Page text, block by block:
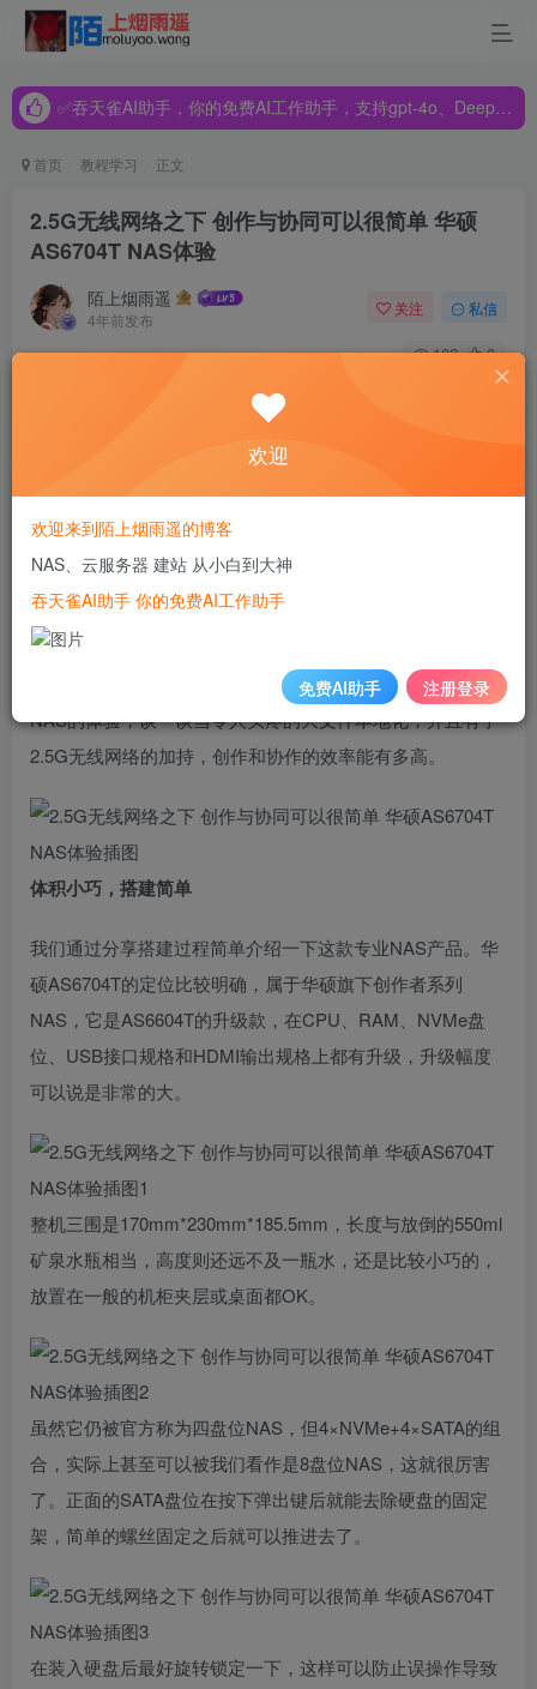
✅吞天雀AI助手，你的免费AI工作助手，支持gpt-4o、DeepSeek、Claude🔥🔥🔥🔥
✅吞天雀AI助手，你的免费AI工作助手，支持gpt-4o、DeepSeek、Claude🔥🔥🔥🔥
首页 教程学习 正文
2.5G无线网络之下 创作与协同可以很简单 华硕
AS6704T NAS体验
陌上烟雨遥
4年前发布
关注 私信
102 0
身处信息爆炸时代，存储空间不足、文件过大传输不便都是
良好的文件管理习惯，拖一拖、搞一搞勉勉强强使用，但如
果你跟笔者一样，工作涉及到视频剪辑、设计这种有很多非
常占地方的素材和工程文件，甚至还需要多人协作的，那选
择忍着或者开通那些网盘会员都不是什么长久之计。很多人
都跟笔者一样在开通了多年网盘会员，交够了智商税之后，
终于才下定决心搭建了NAS，才打开了新世界的大门。今天
笔者就跟大家分享一下我们近期使用华硕AS6704T这款专业
NAS的体验，谈一谈当令人头疼的大文件本地化，并且有了
2.5G无线网络的加持，创作和协作的效率能有多高。
体积小巧，搭建简单
我们通过分享搭建过程简单介绍一下这款专业NAS产品。华
硕AS6704T的定位比较明确，属于华硕旗下创作者系列
NAS，它是AS6604T的升级款，在CPU、RAM、NVMe盘
位、USB接口规格和HDMI输出规格上都有升级，升级幅度
可以说是非常的大。
整机三围是170mm*230mm*185.5mm，长度与放倒的550ml
矿泉水瓶相当，高度则还远不及一瓶水，还是比较小巧的，
放置在一般的机柜夹层或桌面都OK。
虽然它仍被官方称为四盘位NAS，但4×NVMe+4×SATA的组
合，实际上甚至可以被我们看作是8盘位NAS，这就很厉害
了。正面的SATA盘位在按下弹出键后就能去除硬盘的固定
架，简单的螺丝固定之后就可以推进去了。
在装入硬盘后最好旋转锁定一下，这样可以防止误操作导致
欢迎
欢迎来到陌上烟雨遥的博客
NAS、云服务器 建站 从小白到大神
吞天雀AI助手 你的免费AI工作助手
免费AI助手 注册登录